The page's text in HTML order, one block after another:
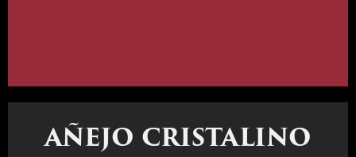
AÑEJO CRISTALINO